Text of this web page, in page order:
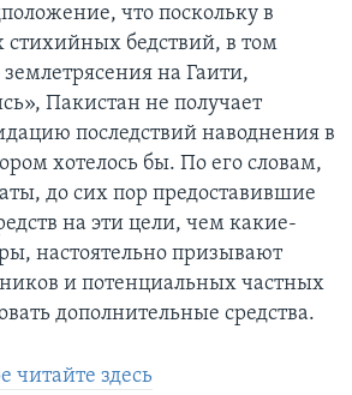
что поскольку в
стихийных бедствий, в том
на Гаити,
Пакистан не получает
последствий наводнения в
хотелось бы. По его словам,
до сих пор предоставившие
на эти цели, чем какие-
настоятельно призывают
и потенциальных частных
дополнительные средства.
читайте здесь